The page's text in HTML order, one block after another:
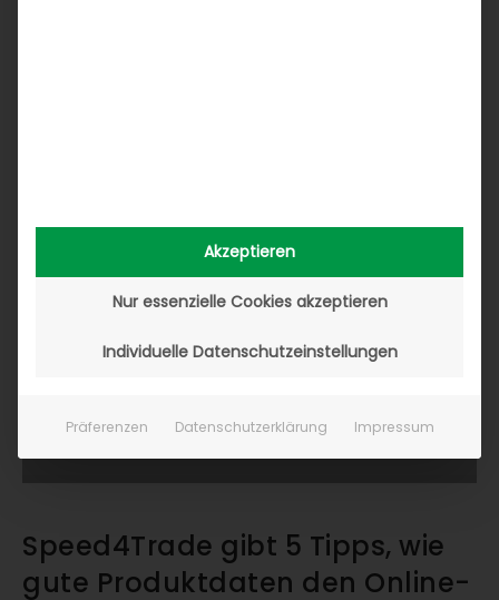
Speed4Trade gibt 5 Tipps, wie
gute Produktdaten den Online-
Akzeptieren
Nur essenzielle Cookies akzeptieren
Individuelle Datenschutzeinstellungen
Präferenzen Datenschutzerklärung Impressum